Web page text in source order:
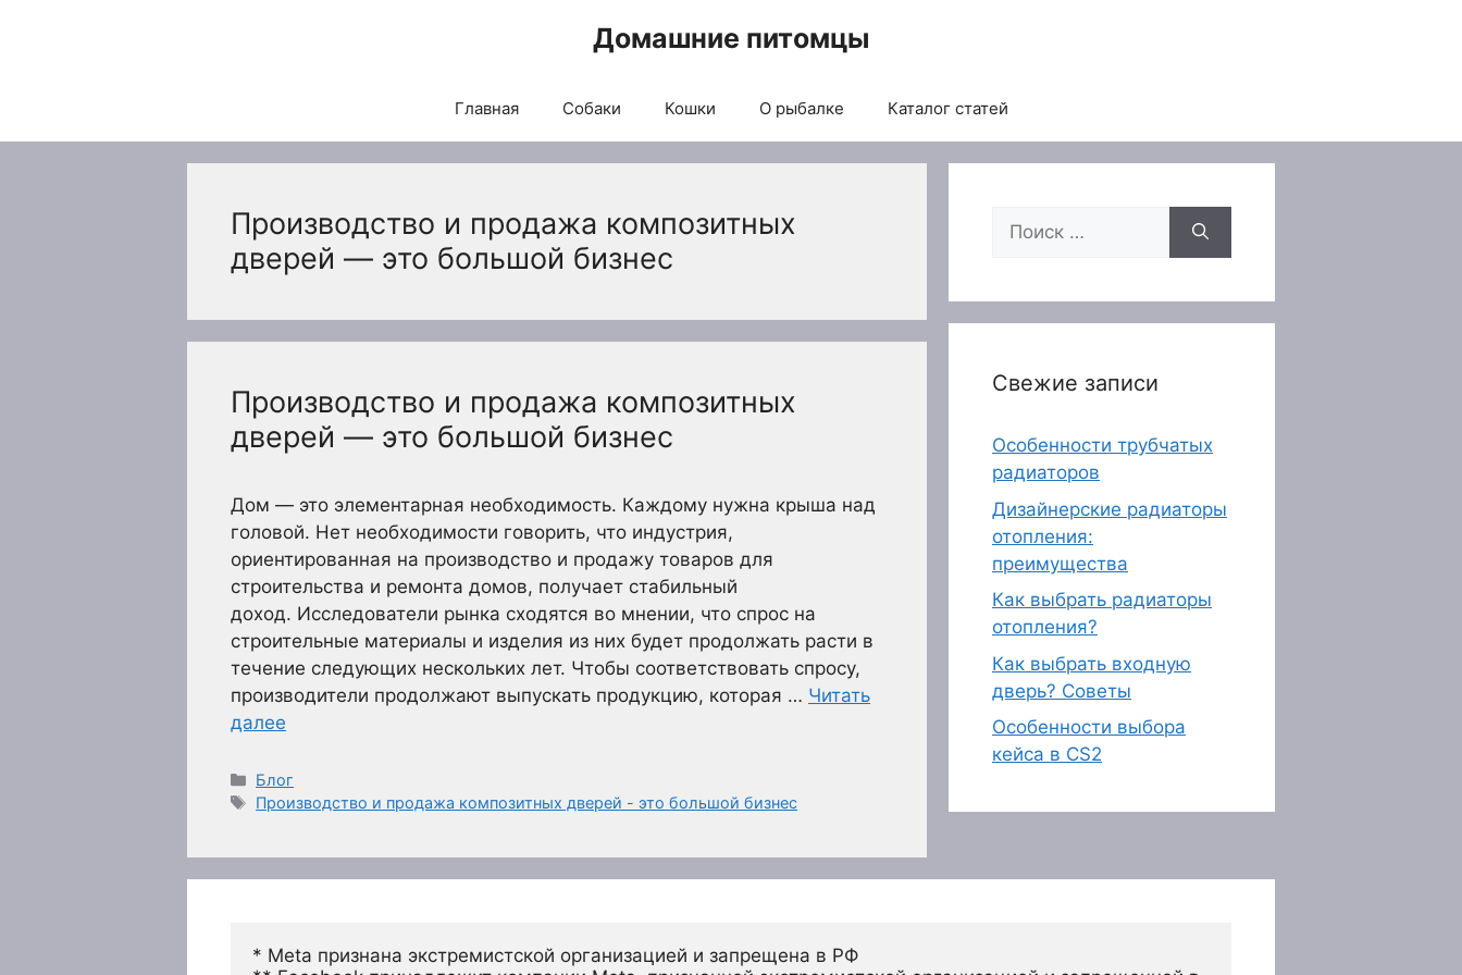
Домашние питомцы
Главная Собаки Кошки О рыбалке Каталог статей
Производство и продажа композитных
дверей — это большой бизнес
Производство и продажа композитных
дверей — это большой бизнес
Дом — это элементарная необходимость. Каждому нужна крыша над
головой. Нет необходимости говорить, что индустрия,
ориентированная на производство и продажу товаров для
строительства и ремонта домов, получает стабильный
доход. Исследователи рынка сходятся во мнении, что спрос на
строительные материалы и изделия из них будет продолжать расти в
течение следующих нескольких лет. Чтобы соответствовать спросу,
производители продолжают выпускать продукцию, которая … Читать
далее
Рубрики
Блог
Метки
Производство и продажа композитных дверей - это большой бизнес
Поиск:
Свежие записи
Особенности трубчатых
радиаторов
Дизайнерские радиаторы
отопления:
преимущества
Как выбрать радиаторы
отопления?
Как выбрать входную
дверь? Советы
Особенности выбора
кейса в CS2
* Meta признана экстремистской организацией и запрещена в РФ